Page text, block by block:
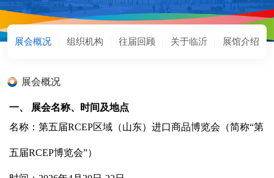
配套活动
关于我们
展会概况 组织机构 往届回顾 关于临沂 展馆介绍
展会概况
一、 展会名称、时间及地点
名称：第五届RCEP区域（山东）进口商品博览会（简称“第
五届RCEP博览会”）